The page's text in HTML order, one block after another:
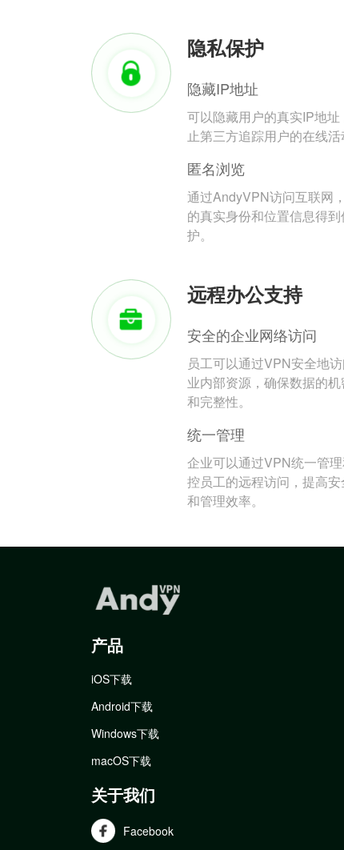
隐私保护
隐藏IP地址
可以隐藏用户的真实IP地址
止第三方追踪用户的在线活
匿名浏览
通过AndyVPN访问互联网
的真实身份和位置信息得到
护。
远程办公支持
安全的企业网络访问
员工可以通过VPN安全地
业内部资源，确保数据的机
和完整性。
统一管理
企业可以通过VPN统一管
控员工的远程访问，提高安
和管理效率。
产品
iOS下载
Android下载
Windows下载
macOS下载
关于我们
Facebook